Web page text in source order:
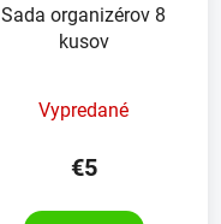
Sada organizérov 8
kusov
Vypredané
€5